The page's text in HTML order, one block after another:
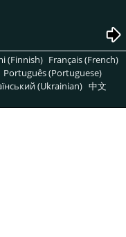
(Finnish) Français (French)
Português (Portuguese)
(Ukrainian) 中文